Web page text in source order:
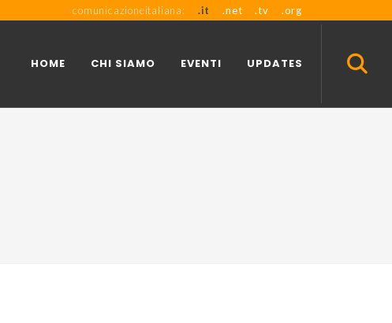
comunicazioneitaliana: .it .net .tv .org
HOME CHI SIAMO EVENTI UPDATES